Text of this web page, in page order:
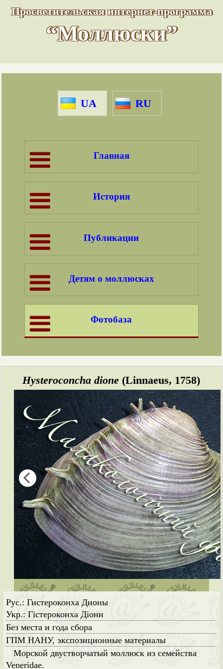
Просветительская интернет-программа
“Моллюски”
UA RU
Главная
История
Публикации
Детям о моллюсках
Фотобаза
Hysteroconcha dione (Linnaeus, 1758)
Рус.: Гистероконха Дионы
Укр.: Гістероконха Діони
Без места и года сбора
ГПМ НАНУ, экспозиционные материалы
Морской двустворчатый моллюск из семейства
Veneridae.